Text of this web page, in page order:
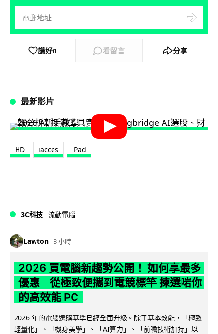
讚好0 看留言 分享
最新影片
HD iacces iPad
3C科技 流動電腦
Lawton 3 小時
2026 買電腦新趨勢公開！ 如何享最多
優惠 從極致便攜到電競標竿 揀選啱你
的高效能 PC
2026 年的電腦選購基準已經全面升級。除了基本效能，「極致
輕量化」、「機身美學」、「AI算力」、「前瞻技術加持」以